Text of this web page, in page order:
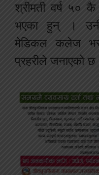
श्रीमती वर्ष ५०
भएका हुन् ।
मेडिकल कलेज
प्रहरीले जनाएको छ